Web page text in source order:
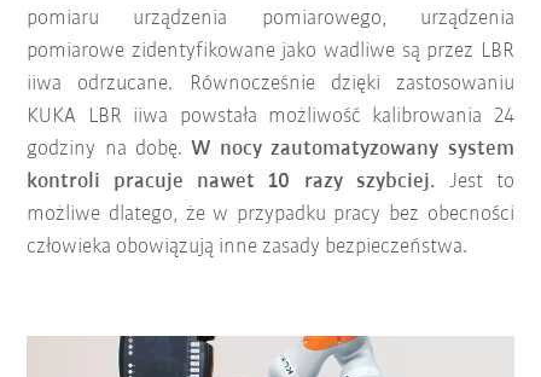
pomiaru urządzenia pomiarowego, urządzenia
pomiarowe zidentyfikowane jako wadliwe są przez LBR
iiwa odrzucane. Równocześnie dzięki zastosowaniu
KUKA LBR iiwa powstała możliwość kalibrowania 24
godziny na dobę. W nocy zautomatyzowany system
kontroli pracuje nawet 10 razy szybciej. Jest to
możliwe dlatego, że w przypadku pracy bez obecności
człowieka obowiązują inne zasady bezpieczeństwa.